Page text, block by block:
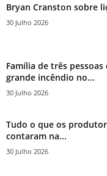
Bryan Cranston sobre
30 Julho 2026
Família de três
grande incêndio no...
30 Julho 2026
Tudo o que os
contaram na...
30 Julho 2026